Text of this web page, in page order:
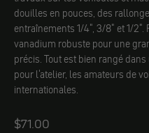
douilles en pouces, des
entraînements 1/4", 3/8" et 1/
vanadium robuste pour une
précis. Tout est bien rangé
pour l'atelier, les amateurs de
internationales.
Angebot
$71.00